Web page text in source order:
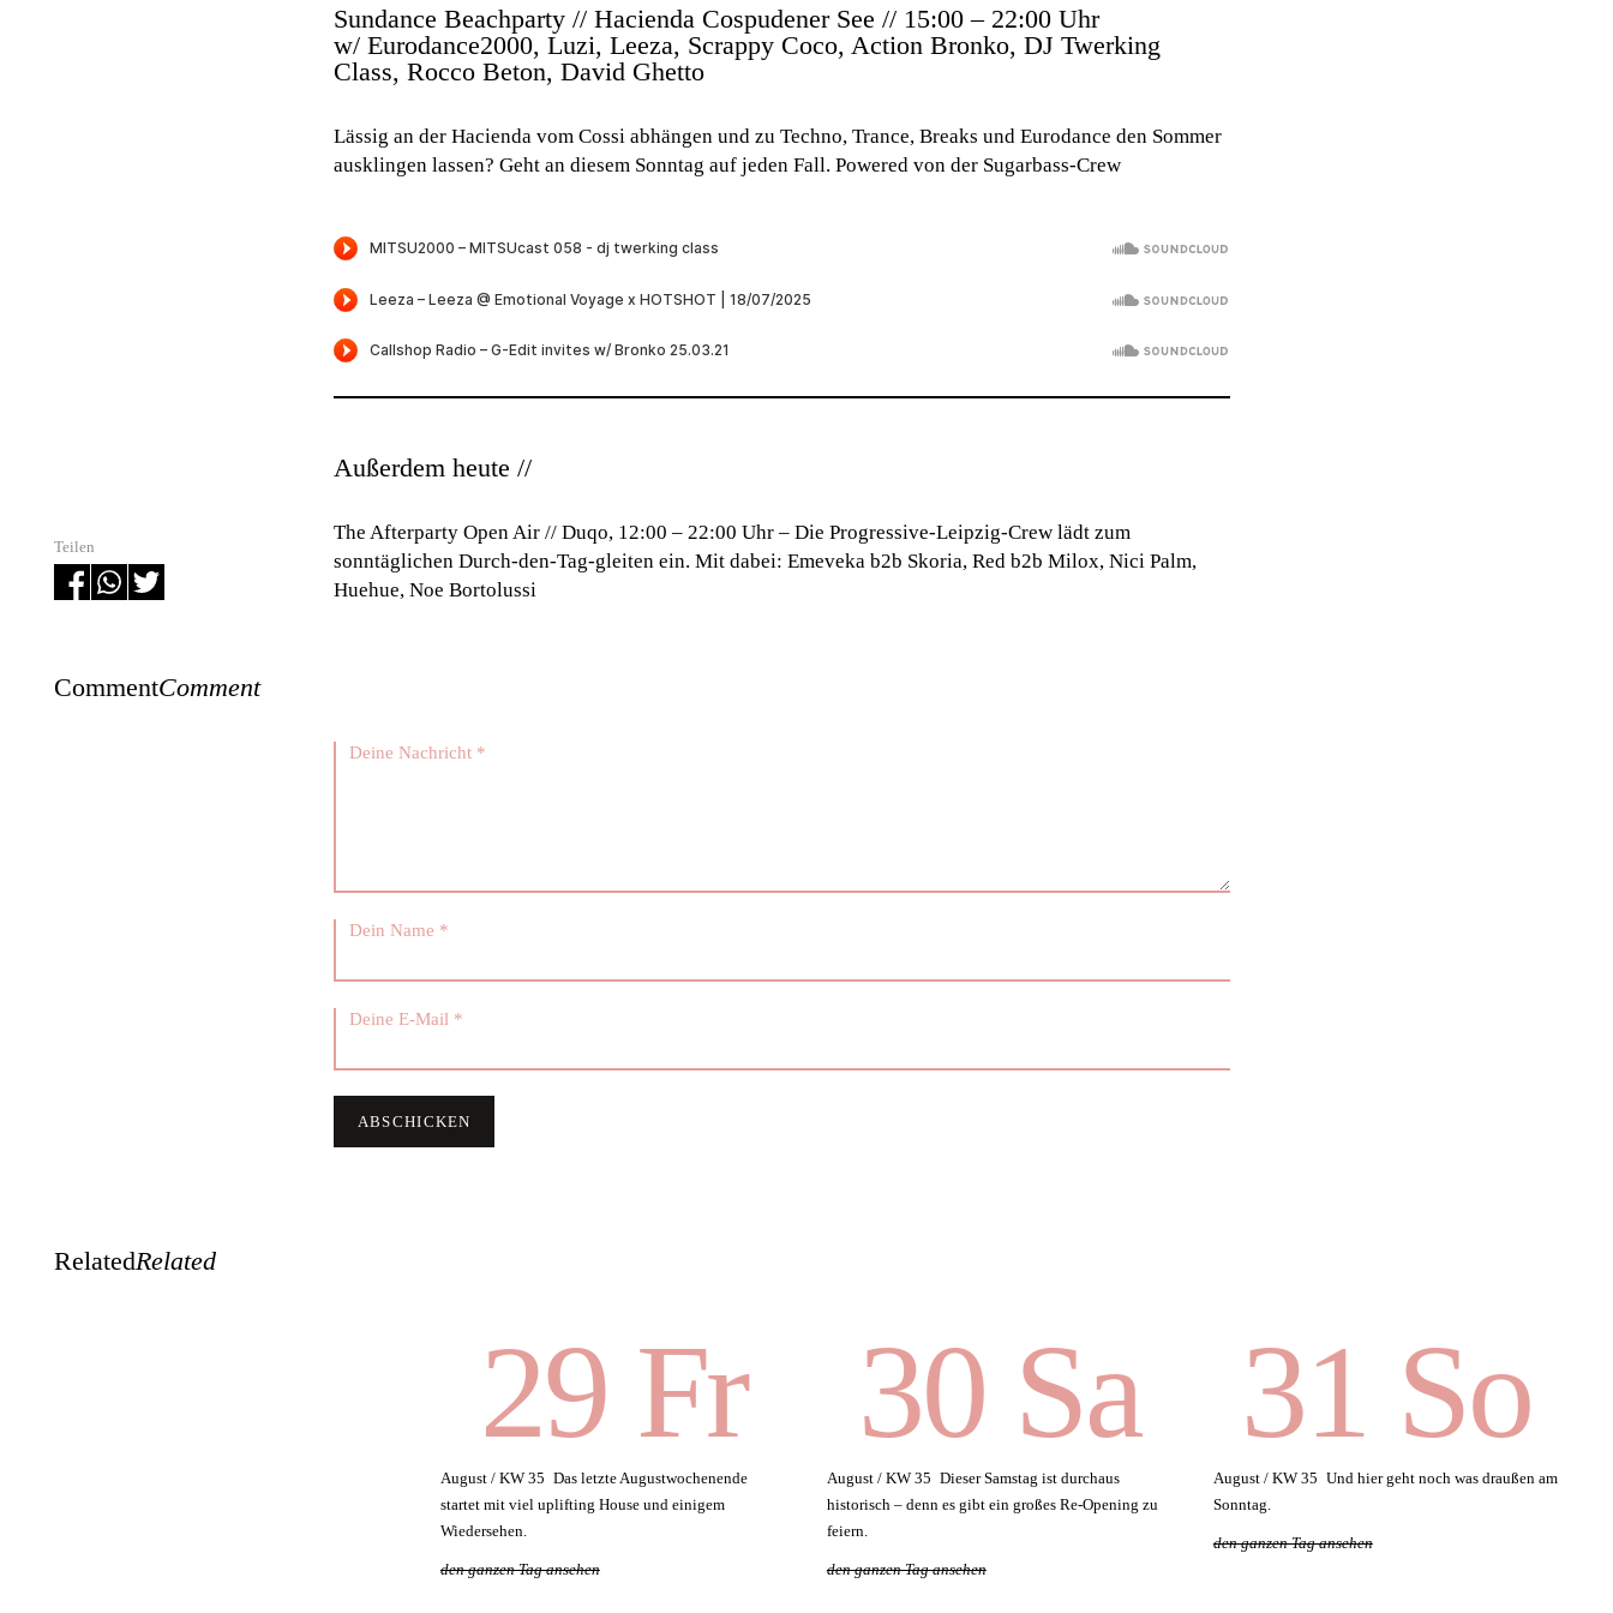
Teilen
Sundance Beachparty // Hacienda Cospudener See // 15:00 – 22:00 Uhr
w/ Eurodance2000, Luzi, Leeza, Scrappy Coco, Action Bronko, DJ Twerking
Class, Rocco Beton, David Ghetto
Lässig an der Hacienda vom Cossi abhängen und zu Techno, Trance, Breaks und Eurodance den Sommer
ausklingen lassen? Geht an diesem Sonntag auf jeden Fall. Powered von der Sugarbass-Crew
Außerdem heute //
The Afterparty Open Air // Duqo, 12:00 – 22:00 Uhr –Die Progressive-Leipzig-Crew lädt zum
sonntäglichen Durch-den-Tag-gleiten ein. Mit dabei: Emeveka b2b Skoria, Red b2b Milox, Nici Palm,
Huehue, Noe Bortolussi
CommentComment
RelatedRelated
31 So
August / KW 35 Und hier geht noch was draußen am
Sonntag.
den ganzen Tag ansehen
30 Sa
August / KW 35 Dieser Samstag ist durchaus
historisch – denn es gibt ein großes Re-Opening zu
feiern.
den ganzen Tag ansehen
29 Fr
August / KW 35 Das letzte Augustwochenende
startet mit viel uplifting House und einigem
Wiedersehen.
den ganzen Tag ansehen